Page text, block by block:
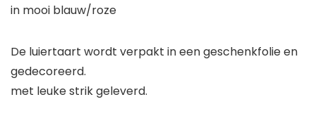
in mooi blauw/roze
De luiertaart wordt verpakt in een geschenkfolie en
gedecoreerd.
met leuke strik geleverd.